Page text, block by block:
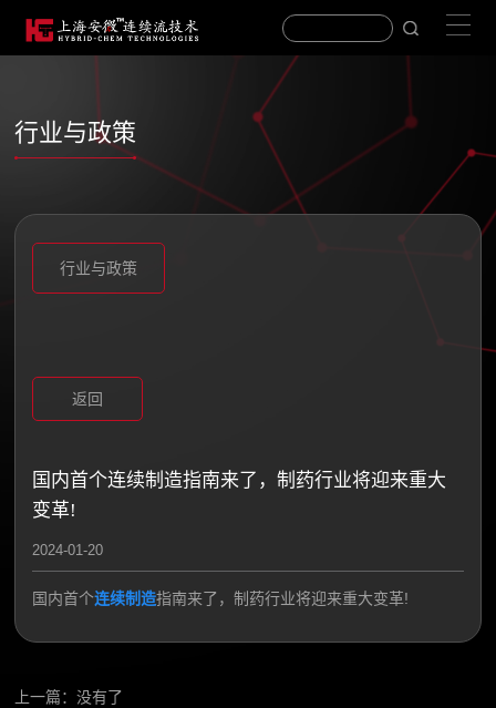
行业与政策
行业与政策
返回
国内首个连续制造指南来了，制药行业将迎来重大
变革!
2024-01-20
国内首个连续制造指南来了，制药行业将迎来重大变革!
上一篇：没有了